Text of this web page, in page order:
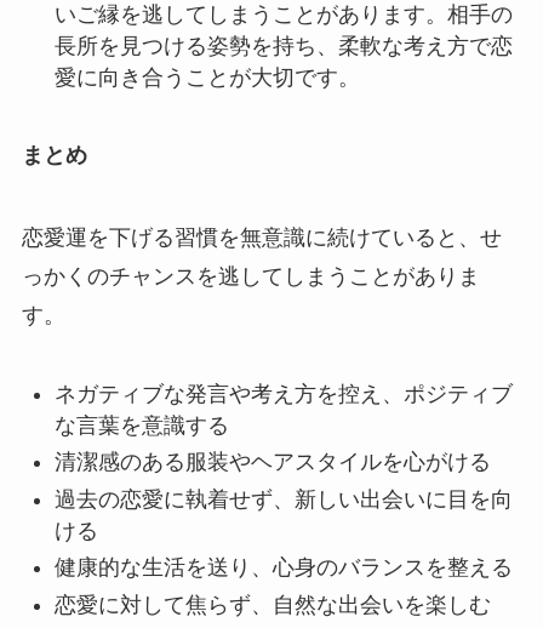
いご縁を逃してしまうことがあります。相手の
長所を見つける姿勢を持ち、柔軟な考え方で恋
愛に向き合うことが大切です。
まとめ
恋愛運を下げる習慣を無意識に続けていると、せ
っかくのチャンスを逃してしまうことがありま
す。
ネガティブな発言や考え方を控え、ポジティブ
な言葉を意識する
清潔感のある服装やヘアスタイルを心がける
過去の恋愛に執着せず、新しい出会いに目を向
ける
健康的な生活を送り、心身のバランスを整える
恋愛に対して焦らず、自然な出会いを楽しむ